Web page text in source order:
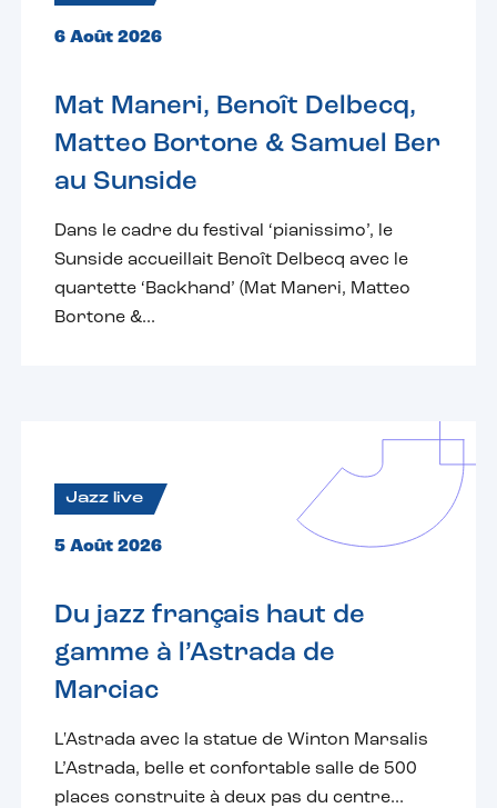
6 Août 2026
Mat Maneri, Benoît Delbecq,
Matteo Bortone & Samuel Ber
au Sunside
Dans le cadre du festival ‘pianissimo’, le
Sunside accueillait Benoît Delbecq avec le
quartette ‘Backhand’ (Mat Maneri, Matteo
Bortone &...
Jazz live
5 Août 2026
Du jazz français haut de
gamme à l’Astrada de
Marciac
L'Astrada avec la statue de Winton Marsalis
L’Astrada, belle et confortable salle de 500
places construite à deux pas du centre...